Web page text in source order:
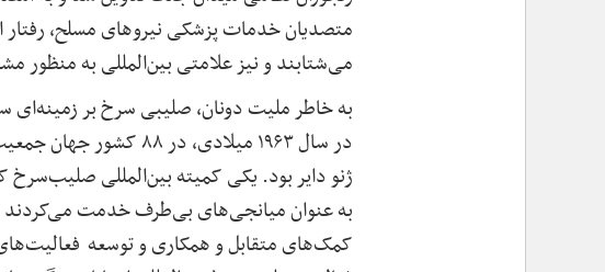
متصدیان خدمات پزشکی نیروهای مسلح،
می‌شتابند و نیز علامتی بین‌المللی به
به خاطر ملیت دونان، صلیبی سرخ بر زمینه‌ای
کمک‌های متقابل و همکاری و توسعه